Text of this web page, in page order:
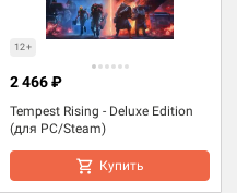
12+
Tempest Rising - Deluxe Edition
(для PC/Steam)
2 466 ₽
Купить